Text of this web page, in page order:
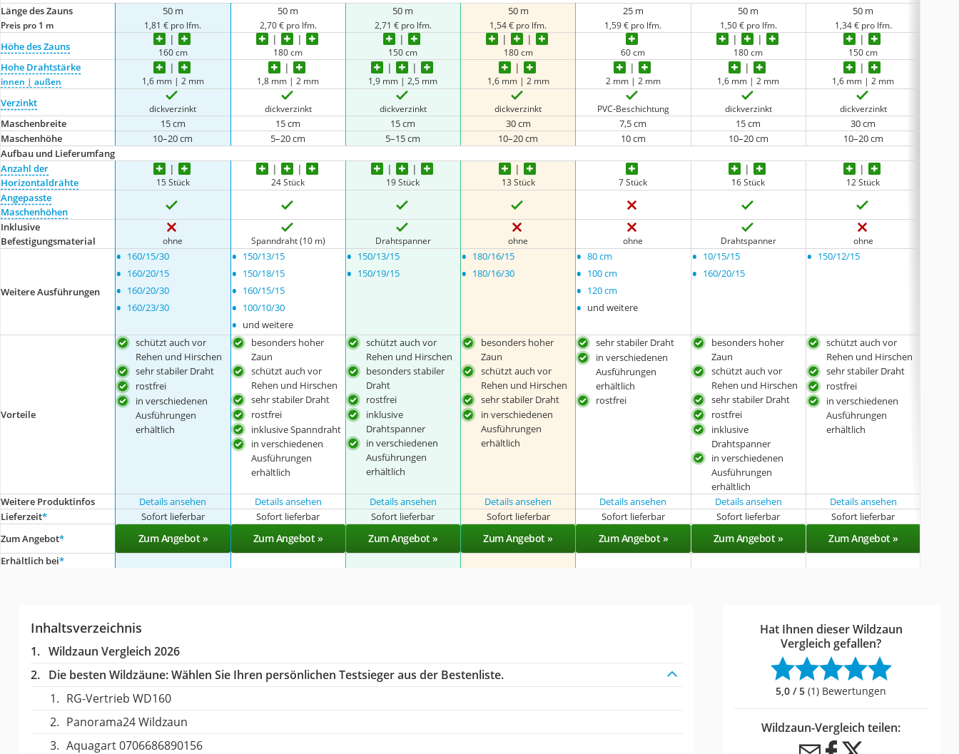
Länge des Zauns
Preis pro 1 m
50 m
1,81 € pro lfm.
50 m
2,70 € pro lfm.
50 m
2,71 € pro lfm.
50 m
1,54 € pro lfm.
25 m
1,59 € pro lfm.
50 m
1,50 € pro lfm.
50 m
1,34 € pro lfm.
Höhe des Zauns 160 cm 180 cm 150 cm 180 cm 60 cm 180 cm 150 cm
Hohe Drahtstärke
innen | außen 1,6 mm | 2 mm 1,8 mm | 2 mm 1,9 mm | 2,5 mm 1,6 mm | 2 mm 2 mm | 2 mm 1,6 mm | 2 mm 1,6 mm | 2 mm
Verzinkt dickverzinkt dickverzinkt dickverzinkt dickverzinkt PVC-Beschichtung dickverzinkt dickverzinkt
Maschenbreite 15 cm 15 cm 15 cm 30 cm 7,5 cm 15 cm
30 cm
Maschenhöhe
10–20 cm 5–20 cm 5–15 cm 10–20 cm 10 cm 10–20 cm 10–20 cm
Aufbau und Lieferumfang
Anzahl der
Horizontaldrähte
15 Stück 24 Stück 19 Stück 13 Stück 7 Stück 16 Stück 12 Stück
Angepasste
Maschenhöhen
Inklusive
Befestigungsmaterial
ohne Spanndraht (10 m) Drahtspanner ohne ohne Drahtspanner ohne
Weitere Ausführungen
• 160/15/30
• 160/20/15
• 160/20/30
• 160/23/30
• 150/13/15
• 150/18/15
• 160/15/15
• 100/10/30
• und weitere
• 150/13/15
• 150/19/15
• 180/16/15
• 180/16/30
• 80 cm
• 100 cm
• 120 cm
• und weitere
• 10/15/15
• 160/20/15
• 150/12/15
Vorteile
schützt auch vor
Rehen und Hirschen
sehr stabiler Draht
rostfrei
in verschiedenen
Ausführungen
erhältlich
besonders hoher
Zaun
schützt auch vor
Rehen und Hirschen
sehr stabiler Draht
rostfrei
inklusive Spanndraht
in verschiedenen
Ausführungen
erhältlich
schützt auch vor
Rehen und Hirschen
besonders stabiler
Draht
rostfrei
inklusive
Drahtspanner
in verschiedenen
Ausführungen
erhältlich
besonders hoher
Zaun
schützt auch vor
Rehen und Hirschen
sehr stabiler Draht
in verschiedenen
Ausführungen
erhältlich
sehr stabiler Draht
in verschiedenen
Ausführungen
erhältlich
rostfrei
besonders hoher
Zaun
schützt auch vor
Rehen und Hirschen
sehr stabiler Draht
rostfrei
inklusive
Drahtspanner
in verschiedenen
Ausführungen
erhältlich
schützt auch vor
Rehen und Hirschen
sehr stabiler Draht
rostfrei
in verschiedenen
Ausführungen
erhältlich
Weitere Produktinfos Details ansehen Details ansehen Details ansehen Details ansehen Details ansehen Details ansehen
Details ansehen
Lieferzeit* Sofort lieferbar Sofort lieferbar Sofort lieferbar Sofort lieferbar Sofort lieferbar Sofort lieferbar Sofort lieferbar
Zum Angebot* Zum Angebot » Zum Angebot » Zum Angebot » Zum Angebot » Zum Angebot » Zum Angebot » Zum Angebot »
Erhältlich bei*
Inhaltsverzeichnis
Wildzaun Vergleich 2026
Die besten Wildzäune:Wählen Sie Ihren persönlichen Testsieger aus der Bestenliste.
RG-Vertrieb WD160
Panorama24 Wildzaun
Aquagart 0706686890156
Hat Ihnen dieser Wildzaun
Vergleich gefallen?
5,0 / 5 (1) Bewertungen
Wildzaun-Vergleich teilen: